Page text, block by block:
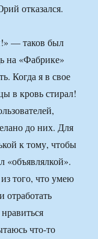
отказался.
— таков был
на «Фабрике»
Когда я в свое
в кровь стирал!
до них. Для
к тому, чтобы
«объявлялкой».
того, что умею
отработать
что-то